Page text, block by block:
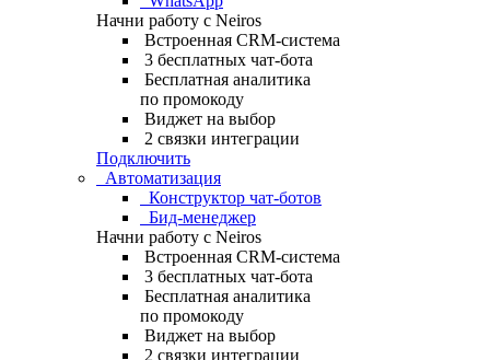
Начни работу с Neiros
Встроенная CRM-система
3 бесплатных чат-бота
Бесплатная аналитика
по промокоду
Виджет на выбор
2 связки интеграции
Подключить
Автоматизация
Конструктор чат-ботов
Бид-менеджер
Начни работу с Neiros
Встроенная CRM-система
3 бесплатных чат-бота
Бесплатная аналитика
по промокоду
Виджет на выбор
2 связки интеграции